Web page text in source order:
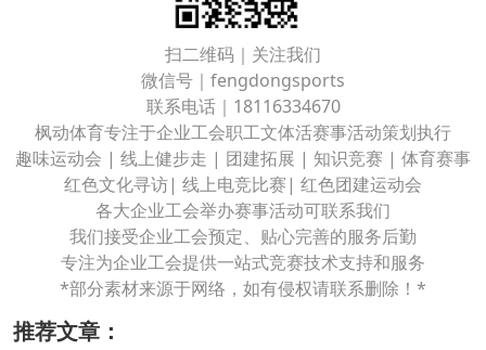
扫二维码｜关注我们
微信号｜fengdongsports
联系电话｜18116334670
枫动体育专注于企业工会职工文体活赛事活动策划执行
趣味运动会 | 线上健步走 | 团建拓展 | 知识竞赛 | 体育赛事
红色文化寻访| 线上电竞比赛| 红色团建运动会
各大企业工会举办赛事活动可联系我们
我们接受企业工会预定、贴心完善的服务后勤
专注为企业工会提供一站式竞赛技术支持和服务
*部分素材来源于网络，如有侵权请联系删除！*
推荐文章：